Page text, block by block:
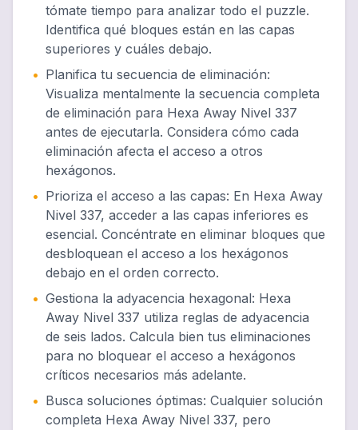
tómate tiempo para analizar todo el puzzle.
Identifica qué bloques están en las capas
superiores y cuáles debajo.
• Planifica tu secuencia de eliminación:
Visualiza mentalmente la secuencia completa
de eliminación para Hexa Away Nivel 337
antes de ejecutarla. Considera cómo cada
eliminación afecta el acceso a otros
hexágonos.
• Prioriza el acceso a las capas: En Hexa Away
Nivel 337, acceder a las capas inferiores es
esencial. Concéntrate en eliminar bloques que
desbloquean el acceso a los hexágonos
debajo en el orden correcto.
• Gestiona la adyacencia hexagonal: Hexa
Away Nivel 337 utiliza reglas de adyacencia
de seis lados. Calcula bien tus eliminaciones
para no bloquear el acceso a hexágonos
críticos necesarios más adelante.
• Busca soluciones óptimas: Cualquier solución
completa Hexa Away Nivel 337, pero